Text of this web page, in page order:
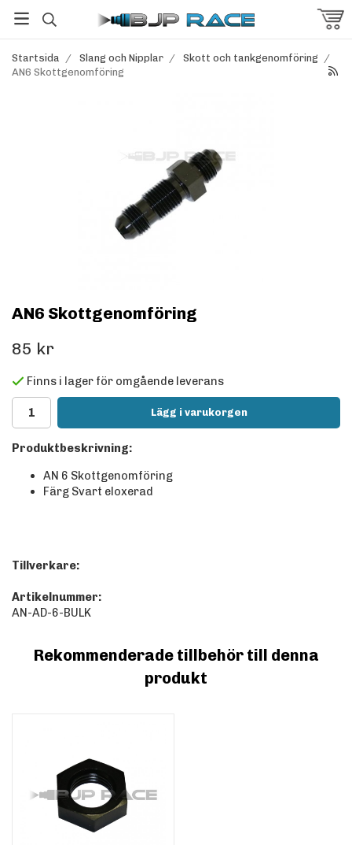
Startsida / Slang och Nipplar / Skott och tankgenomföring /
AN6 Skottgenomföring
AN6 Skottgenomföring
85 kr
Finns i lager för omgående leverans
Lägg i varukorgen
Produktbeskrivning:
AN 6 Skottgenomföring
Färg Svart eloxerad
Tillverkare:
Artikelnummer:
AN-AD-6-BULK
Rekommenderade tillbehör till denna
produkt